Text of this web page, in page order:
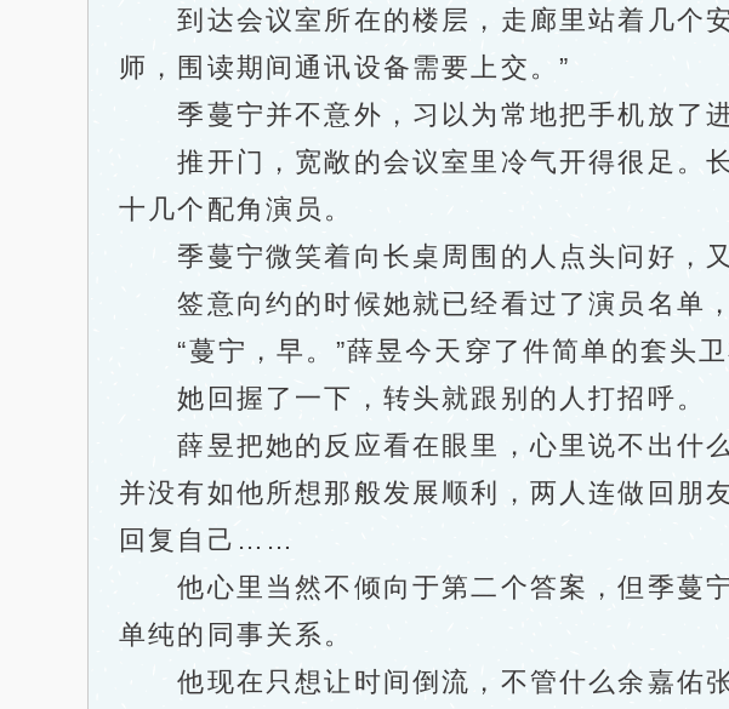
到达会议室所在的楼层，走廊里站着几个安
师，围读期间通讯设备需要上交。”
季蔓宁并不意外，习以为常地把手机放了进
推开门，宽敞的会议室里冷气开得很足。长
十几个配角演员。
季蔓宁微笑着向长桌周围的人点头问好，又
签意向约的时候她就已经看过了演员名单，
“蔓宁，早。”薛昱今天穿了件简单的套头卫
她回握了一下，转头就跟别的人打招呼。
薛昱把她的反应看在眼里，心里说不出什么
并没有如他所想那般发展顺利，两人连做回朋
回复自己……
他心里当然不倾向于第二个答案，但季蔓宁
单纯的同事关系。
他现在只想让时间倒流，不管什么余嘉佑张